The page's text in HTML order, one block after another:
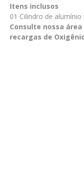
Itens inclusos
01 Cilindro de
Consulte nossa
recargas de